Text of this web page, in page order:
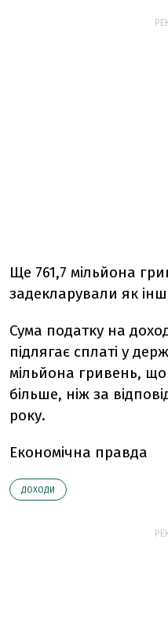
Ще 761,7 мільйона
задекларували як
Сума податку на
підлягає сплаті у
мільйона гривень,
більше, ніж за
року.
Економічна правда
ДОХОДИ